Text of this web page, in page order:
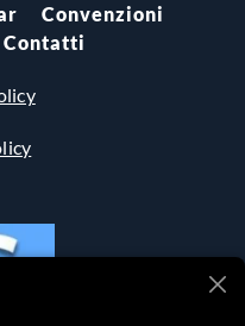
Convenzioni
Contatti